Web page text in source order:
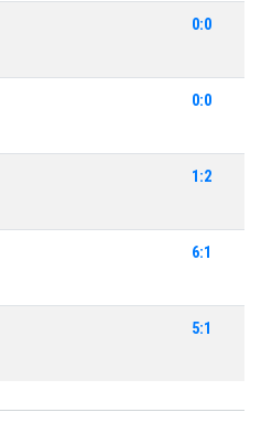
0:0
0:0
1:2
6:1
5:1